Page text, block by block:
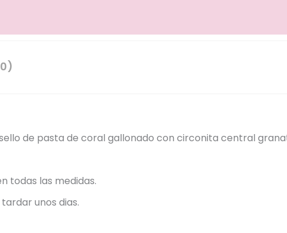
de pasta de coral gallonado con circonita central
todas las medidas.
unos dias.